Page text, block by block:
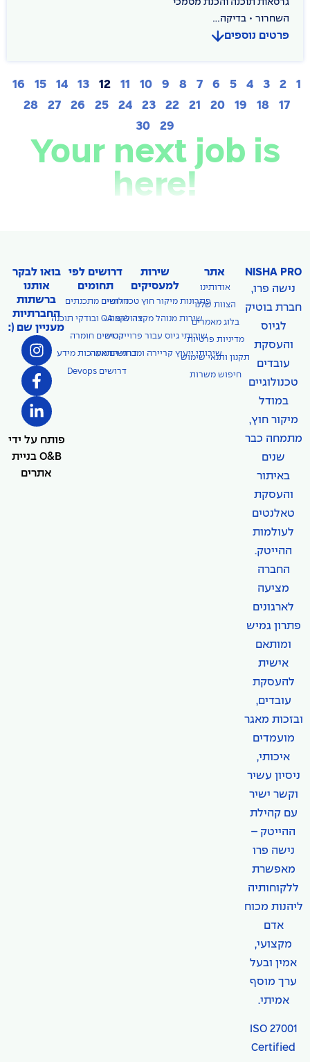
השחרור • בדיקה...
פרטים נוספים
1
2
3
4
5
6
7
8
9
10
11
12
13
14
15
16
17
18
19
20
21
22
23
24
25
26
27
28
29
30
Your next job is
here!
בואו לבקר
אותנו
ברשתות
החברתיות
מעניין שם (:
פותח על ידי
O&B בניית
אתרים
דרושים לפי
תחומים
דרושים מתכנתים
דרושים QA ובודקי תוכנה
דרושים חומרה
דרושים מערכות מידע
דרושים Devops
שירות
למעסיקים
פתרונות מיקור חוץ טכנולוגיים
שירות מנוהל מקצה לקצה
שירותי גיוס עבור פרוייקטים
שירותי ייעוץ קריירה ומבחני התאמה
אתר
אודותינו
הצוות שלנו
בלוג מאמרים
מדיניות פרטיות
תקנון ותנאי שימוש
חיפוש משרות
NISHA PRO
נישה פרו,
חברת בוטיק
לגיוס
והעסקת
עובדים
טכנולוגיים
במודל
מיקור חוץ,
מתמחה כבר
שנים
באיתור
והעסקת
טאלנטים
לעולמות
ההייטק.
החברה
מציעה
לארגונים
פתרון גמיש
ומותאם
אישית
להעסקת
עובדים,
ובזכות מאגר
מועמדים
איכותי,
ניסיון עשיר
וקשר ישיר
עם קהילת
ההייטק –
נישה פרו
מאפשרת
ללקוחותיה
ליהנות מכוח
אדם
מקצועי,
אמין ובעל
ערך מוסף
אמיתי.
ISO 27001
Certified